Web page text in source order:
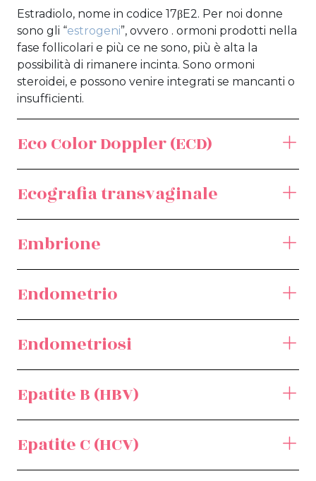
Estradiolo, nome in codice 17βE2. Per noi donne
sono gli “estrogeni”, ovvero . ormoni prodotti nella
fase follicolari e più ce ne sono, più è alta la
possibilità di rimanere incinta. Sono ormoni
steroidei, e possono venire integrati se mancanti o
insufficienti.
Eco Color Doppler (ECD)
Ecografia transvaginale
Embrione
Endometrio
Endometriosi
Epatite B (HBV)
Epatite C (HCV)